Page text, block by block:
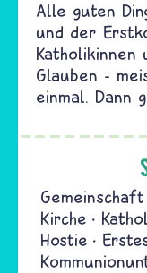
Alle guten
und der
Katholikinnen
Glauben -
einmal. Dann
Gemeinschaft
Kirche
Hostie